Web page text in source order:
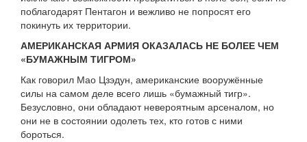
поблагодарят Пентагон и вежливо не попросят его
покинуть их территории.
АМЕРИКАНСКАЯ АРМИЯ ОКАЗАЛАСЬ НЕ БОЛЕЕ ЧЕМ
«БУМАЖНЫМ ТИГРОМ»
Как говорил Мао Цзэдун, американские вооружённые
силы на самом деле всего лишь «бумажный тигр».
Безусловно, они обладают невероятным арсеналом, но
они не в состоянии одолеть тех, кто готов с ними
бороться.